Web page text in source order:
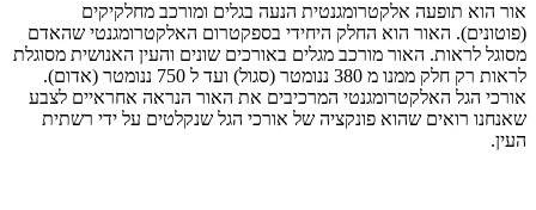
אור הוא תופעה אלקטרומגנטית הנעה בגלים ומורכב מחלקיקים
(פוטונים). האור הוא החלק היחידי בספקטרום האלקטרומגנטי שהאדם
מסוגל לראות. האור מורכב מגלים באורכים שונים והעין האנושית מסוגלת
לראות רק חלק ממנו מ 380 ננומטר (סגול) ועד ל 750 ננומטר (אדום).
אורכי הגל האלקטרומגנטי המרכיבים את האור הנראה אחראיים לצבע
שאנחנו רואים שהוא פונקציה של אורכי הגל שנקלטים על ידי רשתית
העין.